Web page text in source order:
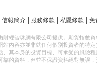
信報簡介 服務條款 私隱條款 免
財經智珠網有限公司提供。期貨指數
內容亦並非就任何個別投資者的特
、其本身的投資目標、可承受的風險
靠的資料，但並不保證資料絕對無誤